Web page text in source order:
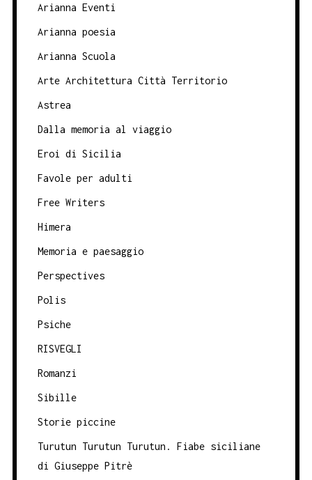
Arianna Eventi
Arianna poesia
Arianna Scuola
Arte Architettura Città Territorio
Astrea
Dalla memoria al viaggio
Eroi di Sicilia
Favole per adulti
Free Writers
Himera
Memoria e paesaggio
Perspectives
Polis
Psiche
RISVEGLI
Romanzi
Sibille
Storie piccine
Turutun Turutun Turutun. Fiabe siciliane
di Giuseppe Pitrè